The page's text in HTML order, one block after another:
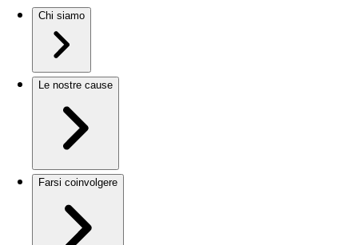
Chi siamo
Le nostre cause
Farsi coinvolgere